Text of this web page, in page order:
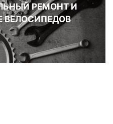
РЕМОНТ И
ВЕЛОСИПЕДОВ